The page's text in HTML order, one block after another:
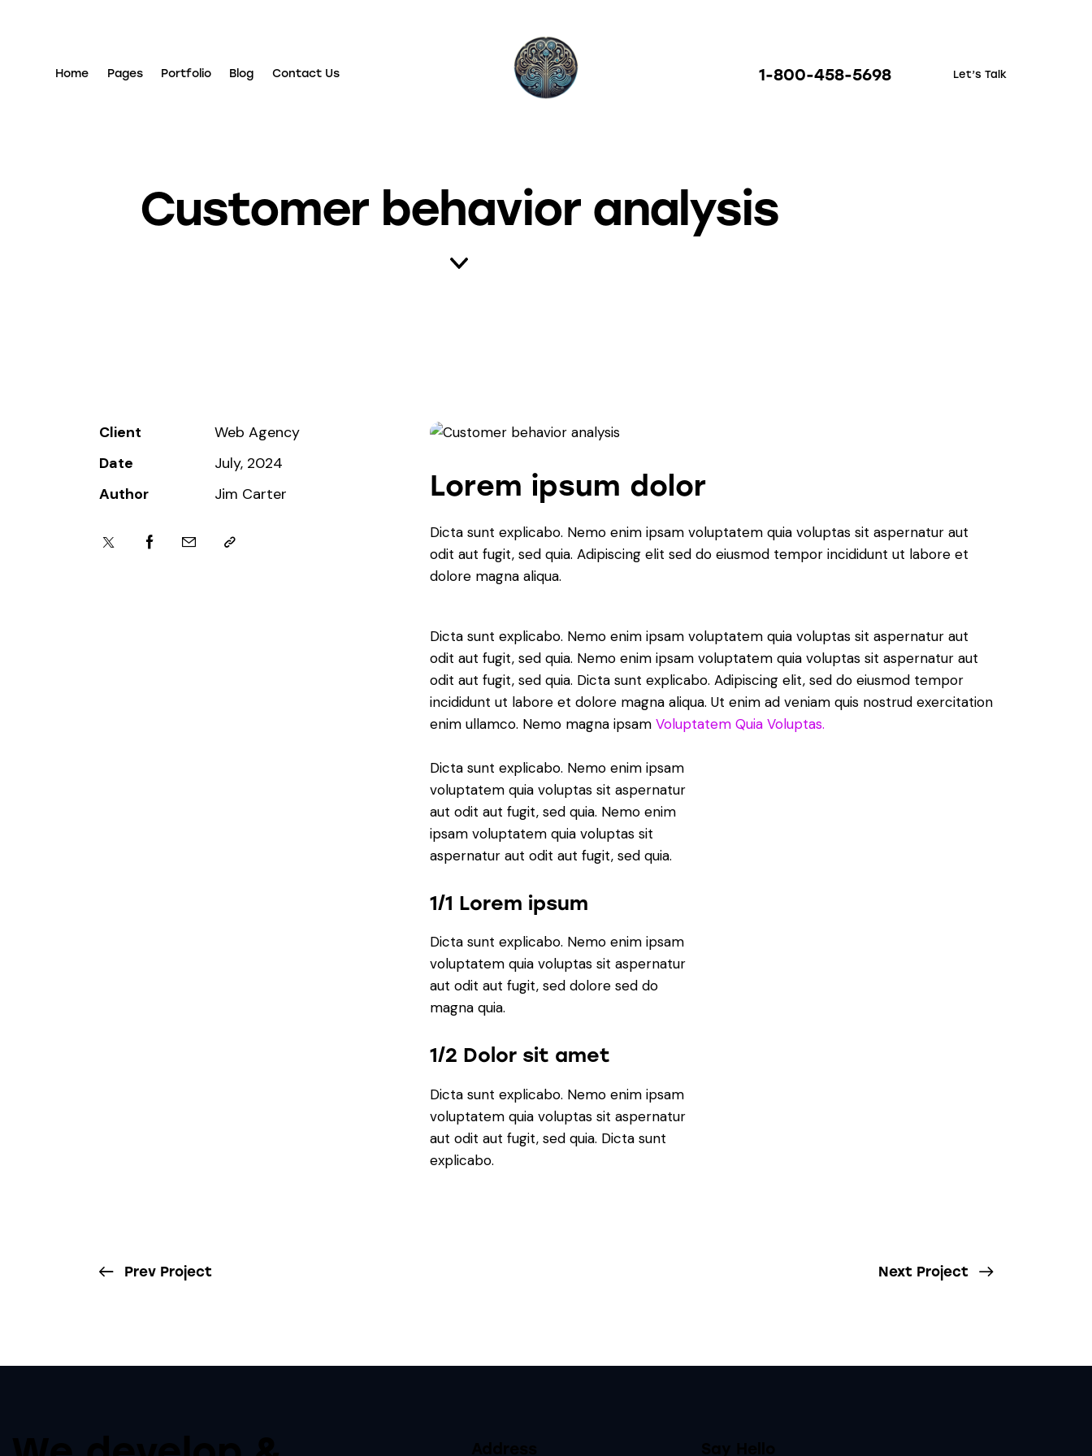
Home Pages Portfolio Blog Contact Us 1-800-458-5698 Let’s Talk
Customer behavior analysis
Client
Web Agency
Date
July, 2024
Author
Jim Carter Lorem ipsum dolor
Dicta sunt explicabo. Nemo enim ipsam voluptatem quia voluptas sit aspernatur aut
odit aut fugit, sed quia. Adipiscing elit sed do eiusmod tempor incididunt ut labore et
dolore magna aliqua.
Dicta sunt explicabo. Nemo enim ipsam voluptatem quia voluptas sit aspernatur aut
odit aut fugit, sed quia. Nemo enim ipsam voluptatem quia voluptas sit aspernatur aut
odit aut fugit, sed quia. Dicta sunt explicabo. Adipiscing elit, sed do eiusmod tempor
incididunt ut labore et dolore magna aliqua. Ut enim ad veniam quis nostrud exercitation
enim ullamco. Nemo magna ipsam Voluptatem Quia Voluptas.
Dicta sunt explicabo. Nemo enim ipsam
voluptatem quia voluptas sit aspernatur
aut odit aut fugit, sed quia. Nemo enim
ipsam voluptatem quia voluptas sit
aspernatur aut odit aut fugit, sed quia.
1/1 Lorem ipsum
Dicta sunt explicabo. Nemo enim ipsam
voluptatem quia voluptas sit aspernatur
aut odit aut fugit, sed dolore sed do
magna quia.
1/2 Dolor sit amet
Dicta sunt explicabo. Nemo enim ipsam
voluptatem quia voluptas sit aspernatur
aut odit aut fugit, sed quia. Dicta sunt
explicabo.
Prev Project Next Project